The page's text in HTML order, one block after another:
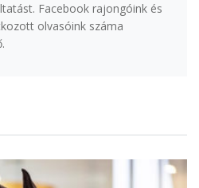
Facebook rajongóink és
olvasóink száma